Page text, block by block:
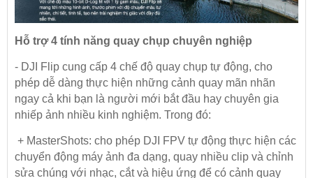
Hỗ trợ 4 tính năng quay chụp chuyên nghiệp
- DJI Flip cung cấp 4 chế độ quay chụp tự động, cho
phép dễ dàng thực hiện những cảnh quay mãn nhãn
ngay cả khi bạn là người mới bắt đầu hay chuyên gia
nhiếp ảnh nhiều kinh nghiệm. Trong đó:
+ MasterShots: cho phép DJI FPV tự động thực hiện các
chuyển động máy ảnh đa dạng, quay nhiều clip và chỉnh
sửa chúng với nhạc, cắt và hiệu ứng để có cảnh quay